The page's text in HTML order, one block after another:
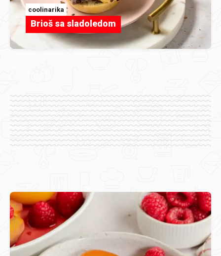
coolinarika
Brioš sa sladoledom